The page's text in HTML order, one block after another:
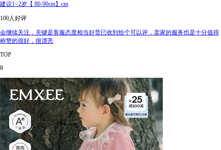
建议1~2岁【 80-90cm】cm
100人好评
会继续关注，关键是客服态度相当好货已收到给个可以评，卖家的服务也是十分值得
称赞的很好，很漂亮
TOP
8